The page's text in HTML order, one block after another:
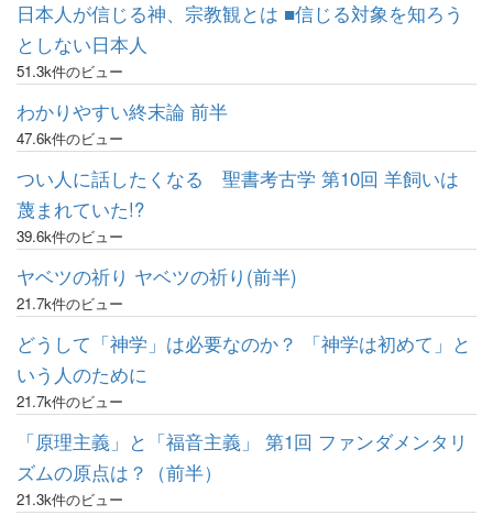
日本人が信じる神、宗教観とは ■信じる対象を知ろう
としない日本人
51.3k件のビュー
わかりやすい終末論 前半
47.6k件のビュー
つい人に話したくなる 聖書考古学 第10回 羊飼いは
蔑まれていた!?
39.6k件のビュー
ヤベツの祈り ヤベツの祈り(前半)
21.7k件のビュー
どうして「神学」は必要なのか？ 「神学は初めて」と
いう人のために
21.7k件のビュー
「原理主義」と「福音主義」 第1回 ファンダメンタリ
ズムの原点は？（前半）
21.3k件のビュー